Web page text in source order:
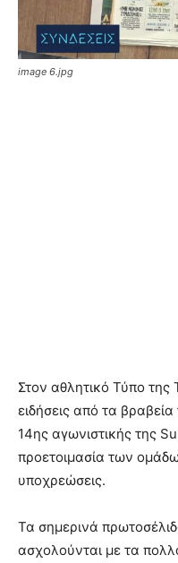
image 6.jpg
Στον αθλητικό Τύπο της
ειδήσεις από τα
14ης αγωνιστικής της
προετοιμασία των
υποχρεώσεις.
Τα σημερινά
ασχολούνται με τα